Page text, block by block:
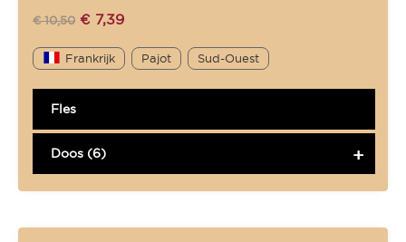
€10,50 € 7,39
Frankrijk Pajot Sud-Ouest
Fles
Doos (6)